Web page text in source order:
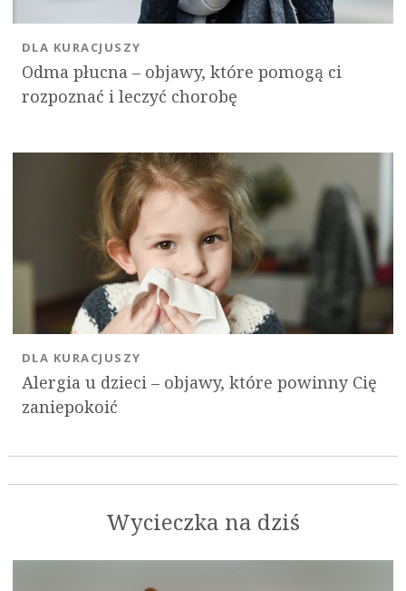
Odma płucna – objawy, które pomogą ci
rozpoznać i leczyć chorobę
DLA KURACJUSZY
Alergia u dzieci – objawy, które powinny Cię
zaniepokoić
DLA KURACJUSZY
Wycieczka na dziś